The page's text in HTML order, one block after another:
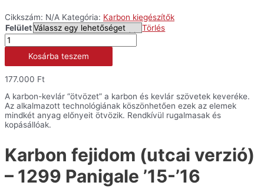
Cikkszám: N/A Kategória: Karbon kiegészítők
Felület
Törlés
Karbon
fejidom
verzió)
-
1299
Panigale
'15-
'16
mennyiség
Kosárba teszem
177.000 Ft
A karbon-kevlár “ötvözet” a karbon és kevlár szövetek keveréke.
Az alkalmazott technológiának köszönhetően ezek az elemek
mindkét anyag előnyeit ötvözik. Rendkívül rugalmasak és
kopásállóak.
Karbon fejidom (utcai verzió)
– 1299 Panigale ’15-’16